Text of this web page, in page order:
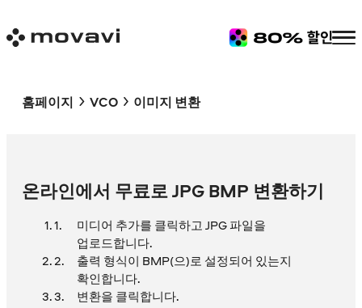
홈페이지 VCO 이미지 변환
온라인에서 무료로 JPG BMP 변환하기
미디어 추가를 클릭하고 JPG 파일을
업로드합니다.
출력 형식이 BMP(으)로 설정되어 있는지
확인합니다.
변환을 클릭합니다.